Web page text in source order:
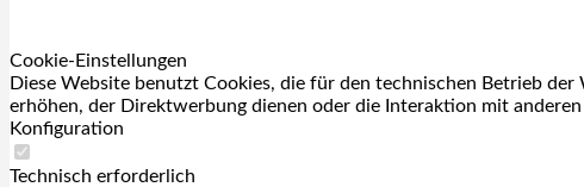
Cookie-Einstellungen
Diese Website benutzt Cookies, die für den technischen Betrieb
erhöhen, der Direktwerbung dienen oder die Interaktion mit
Konfiguration
Technisch erforderlich